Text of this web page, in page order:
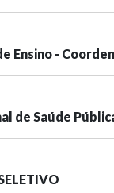
Ensino -
de Saúde